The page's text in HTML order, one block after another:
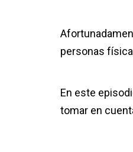
personas
En este
tomar en